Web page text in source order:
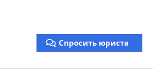
Спросить юриста